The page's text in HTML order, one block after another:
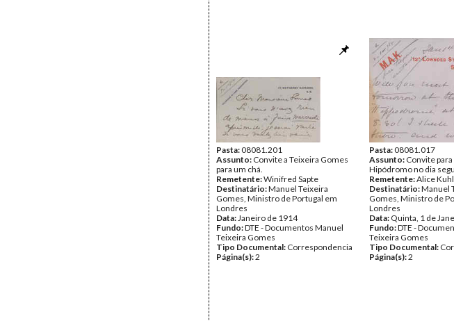
Pasta:08081.201
Assunto: Convite a Teixeira Gomes
para um chá.
Remetente:Winifred Sapte
Destinatário:Manuel Teixeira
Gomes, Ministro de Portugal em
Londres
Data:Janeiro de 1914
Fundo:DTE - Documentos Manuel
Teixeira Gomes
Tipo Documental: Correspondencia
Página(s):2
Pasta:08081.017
Assunto: Convite
Hipódromo no dia
Remetente:Alice
Destinatário:Manuel
Gomes, Ministro de
Londres
Data: Quinta, 1 de
Fundo:DTE -
Teixeira Gomes
Tipo Documental:
Página(s):2